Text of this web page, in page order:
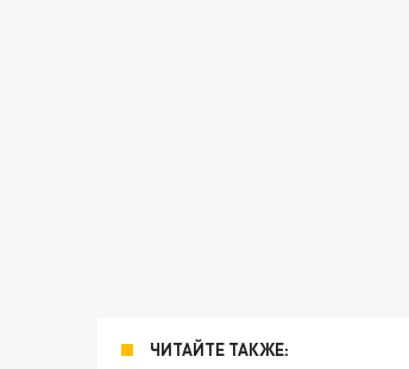
ЧИТАЙТЕ ТАКЖЕ: